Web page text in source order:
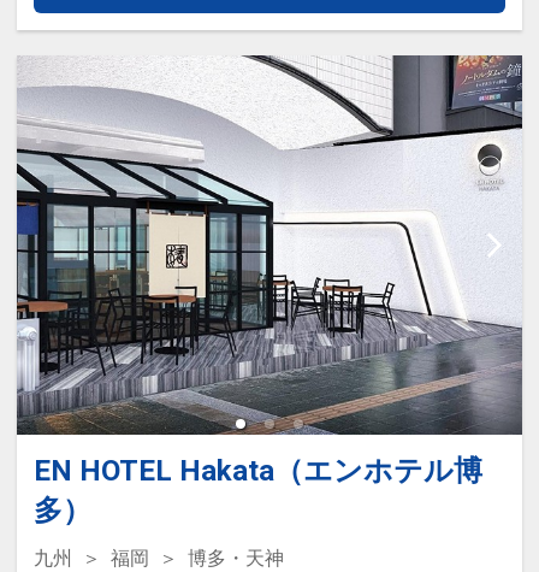
EN HOTEL Hakata（エンホテル博
多）
九州 福岡
博多・天神